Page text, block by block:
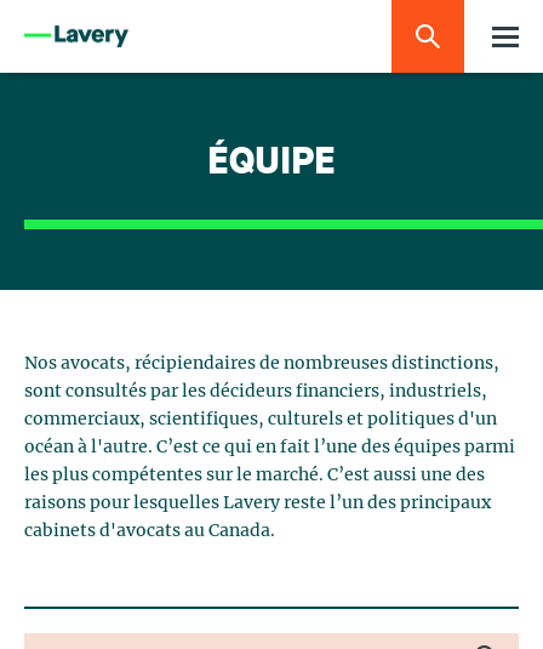
ÉQUIPE
Nos avocats, récipiendaires de nombreuses distinctions,
sont consultés par les décideurs financiers, industriels,
commerciaux, scientifiques, culturels et politiques d'un
océan à l'autre. C’est ce qui en fait l’une des équipes parmi
les plus compétentes sur le marché. C’est aussi une des
raisons pour lesquelles Lavery reste l’un des principaux
cabinets d'avocats au Canada.